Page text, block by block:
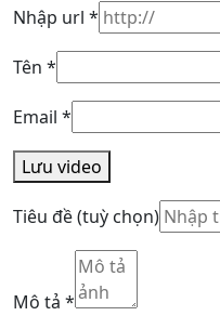
Nhập url *
Tên *
Email *
Lưu video
Tiêu đề(tuỳ chọn)
Mô tả *